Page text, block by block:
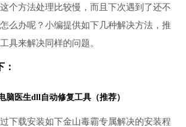
个方法处理比较慢，而且下次遇到了还不
么办呢？小编提供如下几种解决方法，推
具来解决同样的问题。
脑医生dll自动修复工具（推荐）
下载安装如下金山毒霸专属解决的安装程